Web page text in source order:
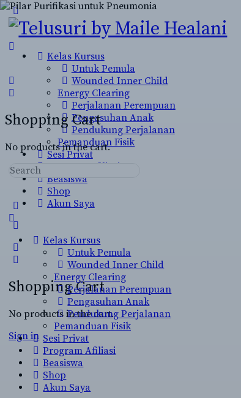
Toggle
Side
Panel
Kelas Kursus
Untuk Pemula
Wounded Inner Child
Energy Clearing
Perjalanan Perempuan
Pengasuhan Anak
Pendukung Perjalanan
Pemanduan Fisik
Sesi Privat
Program Afiliasi
Beasiswa
Shop
Akun Saya
options
Shopping Cart
No products in the cart.
Sign in
Shopping Cart
No products in the cart.
Search
for:
Kelas Kursus
Untuk Pemula
Wounded Inner Child
Energy Clearing
Perjalanan Perempuan
Pengasuhan Anak
Pendukung Perjalanan
Pemanduan Fisik
Sesi Privat
Program Afiliasi
Beasiswa
Shop
Akun Saya